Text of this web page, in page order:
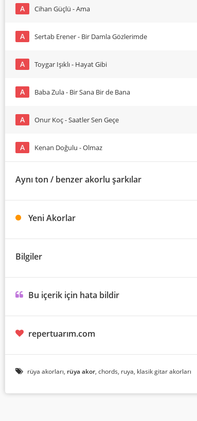
A Cihan Güçlü - Ama
A Sertab Erener - Bir Damla Gözlerimde
A Toygar Işıklı - Hayat Gibi
A Baba Zula - Bir Sana Bir de Bana
A Onur Koç - Saatler Sen Geçe
A Kenan Doğulu - Olmaz
Aynı ton / benzer akorlu şarkılar
Yeni Akorlar
Bilgiler
Bu içerik için hata bildir
repertuarım.com
rüya akorları, rüya akor, chords, ruya, klasik gitar akorları